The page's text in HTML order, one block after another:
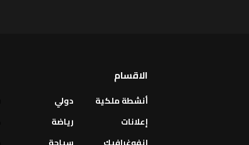
الاقسام
أنشطة ملكية
إعلانات
دولي
رياضة